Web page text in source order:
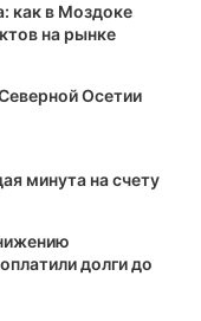
как в Моздоке
на рынке
Осетии
минута на счету
долги до